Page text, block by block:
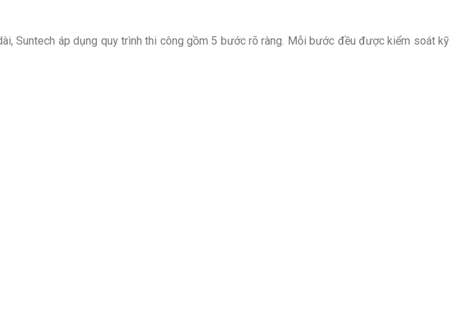
Suntech áp dụng quy trình thi công gồm 5 bước rõ ràng. Mỗi bước đều được kiểm soát kỹ